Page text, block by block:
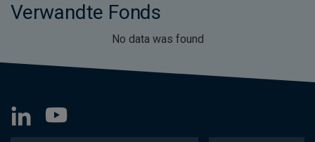
Verwandte Fonds
No data was found